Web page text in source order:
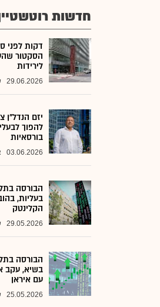
חדשות
דקות לפני
הסקטור
לירידות
29.06.2026
יזם הנדל"ן
בורסאיות
03.06.2026
הבורסה
בעליות,
הקלינטק
29.05.2026
הבורסה
בשיא, עקב
עם איראן
25.05.2026